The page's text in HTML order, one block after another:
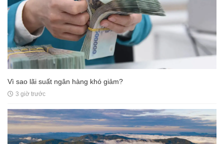
Vì sao lãi suất ngân hàng khó giảm?
3 giờ trước